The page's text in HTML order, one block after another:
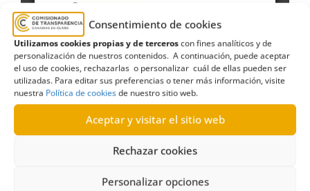
Consentimiento de cookies
Utilizamos cookies propias y de terceroscon fines analíticos y de
personalización de nuestros contenidos. A continuación, puede aceptar
el uso de cookies, rechazarlas o personalizar cuál de ellas pueden ser
utilizadas. Para editar sus preferencias o tener más información, visite
nuestra Política de cookiesde nuestro sitio web.
Aceptar y visitar el sitio web
Rechazar cookies
Personalizar opciones